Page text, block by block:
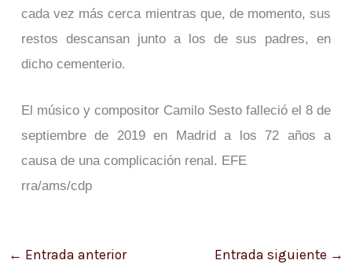
cada vez más cerca mientras que, de momento, sus
restos descansan junto a los de sus padres, en
dicho cementerio.
El músico y compositor Camilo Sesto falleció el 8 de
septiembre de 2019 en Madrid a los 72 años a
causa de una complicación renal. EFE
rra/ams/cdp
← Entrada anterior Entrada siguiente →